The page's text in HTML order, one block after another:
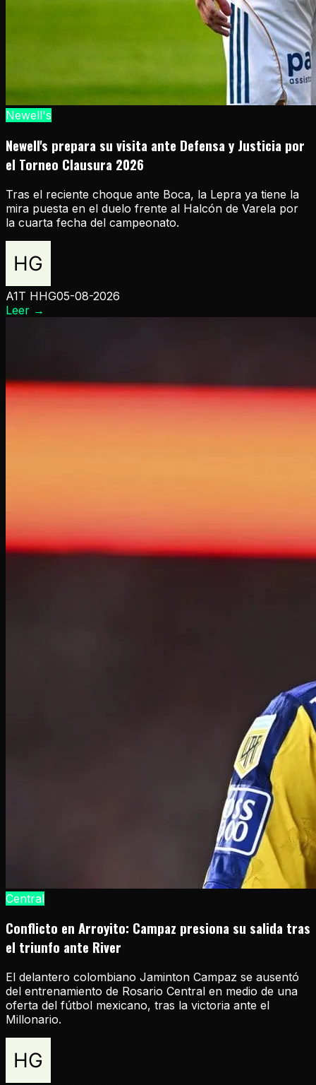
Newell's
Newell's prepara su visita ante Defensa y Justicia por
el Torneo Clausura 2026
Tras el reciente choque ante Boca, la Lepra ya tiene la
mira puesta en el duelo frente al Halcón de Varela por
la cuarta fecha del campeonato.
A1T HHG05-08-2026
Leer →
Central
Conflicto en Arroyito: Campaz presiona su salida tras
el triunfo ante River
El delantero colombiano Jaminton Campaz se ausentó
del entrenamiento de Rosario Central en medio de una
oferta del fútbol mexicano, tras la victoria ante el
Millonario.